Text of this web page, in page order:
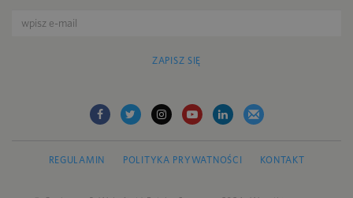
ZAPISZ SIĘ
REGULAMIN POLITYKA PRYWATNOŚCI KONTAKT